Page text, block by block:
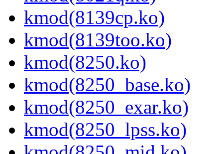
kmod(8139cp.ko)
kmod(8139too.ko)
kmod(8250.ko)
kmod(8250_base.ko)
kmod(8250_exar.ko)
kmod(8250_lpss.ko)